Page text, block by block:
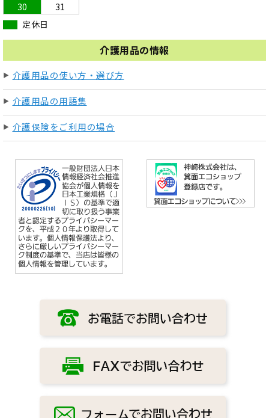
30
31
定休日
介護用品の情報
介護用品の使い方・選び方
介護用品の用語集
介護保険をご利用の場合